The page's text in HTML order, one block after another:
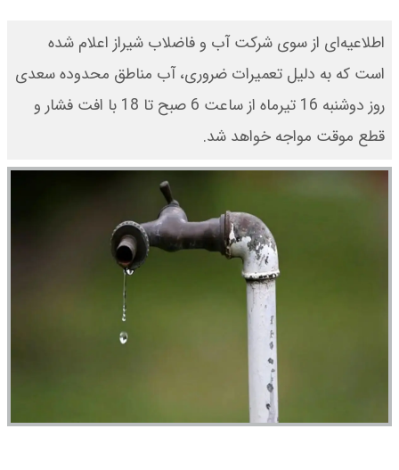
اطلاعیه‌ای از سوی شرکت آب و فاضلاب شیراز اعلام شده
است که به دلیل تعمیرات ضروری، آب مناطق محدوده سعدی
روز دوشنبه 16 تیرماه از ساعت 6 صبح تا 18 با افت فشار و
قطع موقت مواجه خواهد شد.